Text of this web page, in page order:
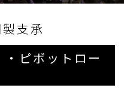
支承
ピボットロー